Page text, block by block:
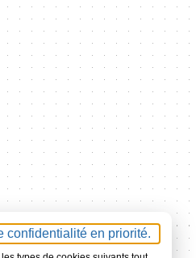
confidentialité en priorité.